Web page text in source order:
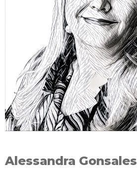
Alessandra Gonsales